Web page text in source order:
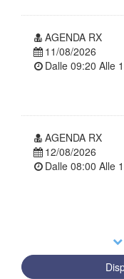
AGENDA RX
11/08/2026
Dalle 09:20 Alle
AGENDA RX
12/08/2026
Dalle 08:00 Alle